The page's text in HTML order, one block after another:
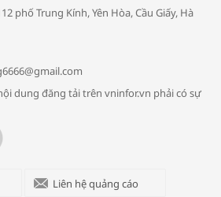
sĩ tư vấn cách phòng tránh bệnh
đường hô hấp trong thời tiết giao mùa
yêu thương cho em
phố Trung Kính, Yên Hòa, Cầu Giấy, Hà
dung đăng tải trên vninfor.vn phải có sự
Liên hệ quảng cáo